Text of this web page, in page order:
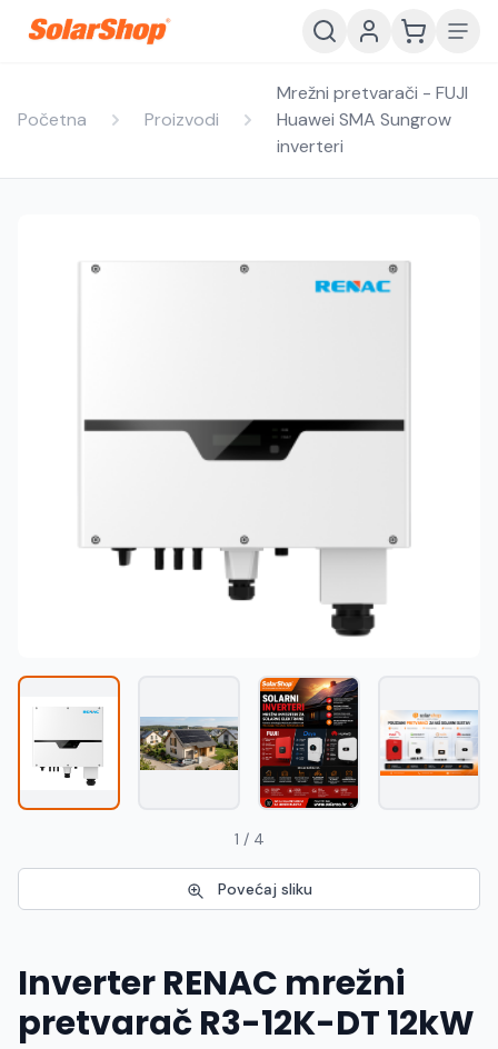
Hrvatski EN English
Početna Proizvodi
Mrežni pretvarači - FUJI
Huawei SMA Sungrow
inverteri
1 / 4
Povećaj sliku
Inverter RENAC mrežni
pretvarač R3-12K-DT 12kW